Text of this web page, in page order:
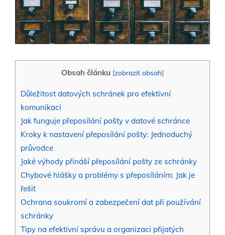
Obsah článku [zobrazit obsah]
Důležitost datových schránek pro efektivní
komunikaci
Jak funguje přeposílání pošty v datové schránce
Kroky k nastavení přeposílání pošty: Jednoduchý
průvodce
Jaké výhody přináší přeposílání pošty ze schránky
Chybové hlášky a problémy s přeposíláním: Jak je
řešit
Ochrana soukromí a zabezpečení dat při používání
schránky
Tipy na efektivní správu a organizaci přijatých